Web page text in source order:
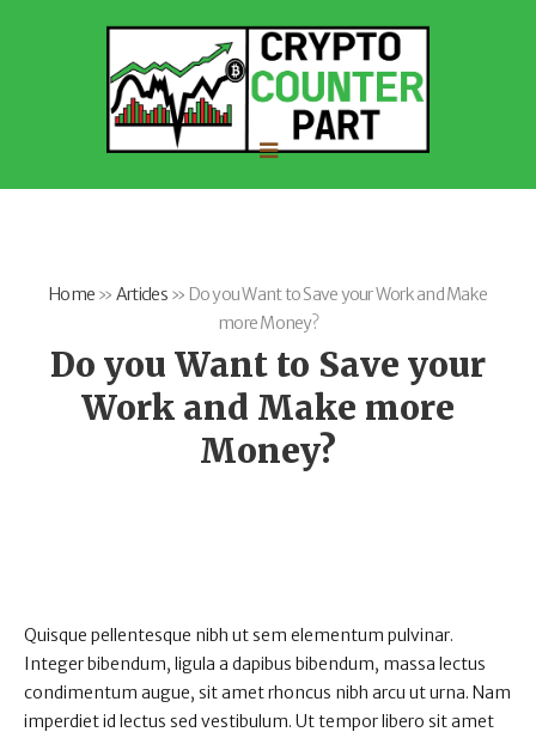
Home » Articles» Do you Want to Save your Work and Make
more Money?
Do you Want to Save your
Work and Make more
Money?
Quisque pellentesque nibh ut sem elementum pulvinar.
Integer bibendum, ligula a dapibus bibendum, massa lectus
condimentum augue, sit amet rhoncus nibh arcu ut urna. Nam
imperdiet id lectus sed vestibulum. Ut tempor libero sit amet